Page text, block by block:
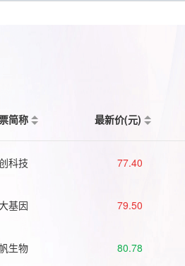
简称 最新价(元)
科技 77.40
基因 79.50
生物 80.78